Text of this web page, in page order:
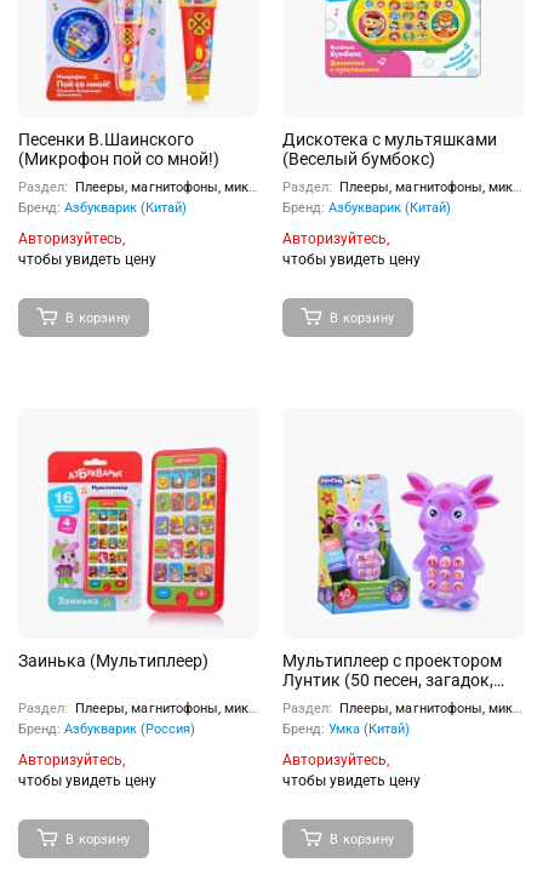
Песенки В.Шаинского
(Микрофон пой со мной!)
Раздел:
Плееры, магнитофоны, микрофоны
Бренд: Азбукварик (Китай)
Авторизуйтесь,
чтобы увидеть цену
В корзину
Дискотека с мультяшками
(Веселый бумбокс)
Раздел:
Плееры, магнитофоны, микрофоны
Бренд: Азбукварик (Китай)
Авторизуйтесь,
чтобы увидеть цену
В корзину
Заинька (Мультиплеер)
Раздел:
Плееры, магнитофоны, микрофоны
Бренд: Азбукварик (Россия)
Авторизуйтесь,
чтобы увидеть цену
В корзину
Мультиплеер с проектором
Лунтик (50 песен, загадок,
стихов и звуков) в коробке
Раздел:
Плееры, магнитофоны, микрофоны
Бренд: Умка (Китай)
Авторизуйтесь,
чтобы увидеть цену
В корзину